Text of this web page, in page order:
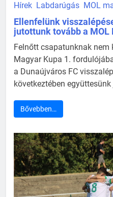
Hírek Labdarúgás MOL
Ellenfelünk
jutottunk tovább a MOL
Felnőtt csapatunknak nem
Magyar Kupa 1.
a Dunaújváros FC
következtében együttesünk
Bővebben…